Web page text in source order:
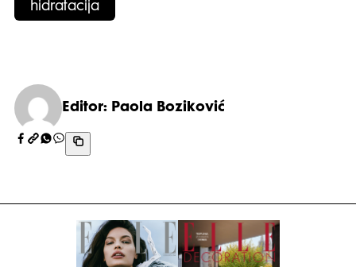
hidratacija
Editor: Paola Boziković